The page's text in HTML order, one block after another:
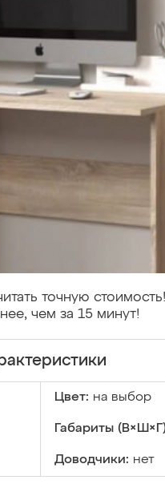
точную стоимость!
чем за 15 минут!
Цвет: на выбор
Габариты
Доводчики: нет